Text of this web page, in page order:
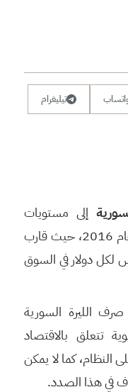
تيليغرام
إلى مستويات
قياسية لم تشهدها الليرة منذ عام 2016، حيث قارب
الليرة حاجز 700 ل.س لكل دولار في السوق
الليرة السورية
تتعلق بالاقتصاد
النظام، كما لا يمكن
في هذا الصدد.